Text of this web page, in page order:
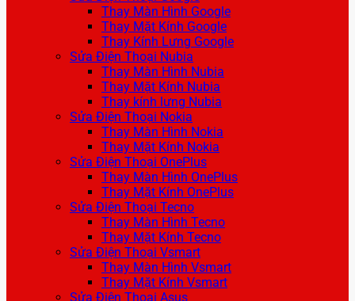
Thay Màn Hình Google
Thay Mặt Kính Google
Thay Kính Lưng Google
Sửa Điện Thoại Nubia
Thay Màn Hình Nubia
Thay Mặt Kính Nubia
Thay kính lưng Nubia
Sửa Điện Thoại Nokia
Thay Màn Hình Nokia
Thay Mặt Kính Nokia
Sửa Điện Thoại OnePlus
Thay Màn Hình OnePlus
Thay Mặt Kính OnePlus
Sửa Điện Thoại Tecno
Thay Màn Hình Tecno
Thay Mặt Kính Tecno
Sửa Điện Thoại Vsmart
Thay Màn Hình Vsmart
Thay Mặt Kính Vsmart
Sửa Điện Thoại Asus